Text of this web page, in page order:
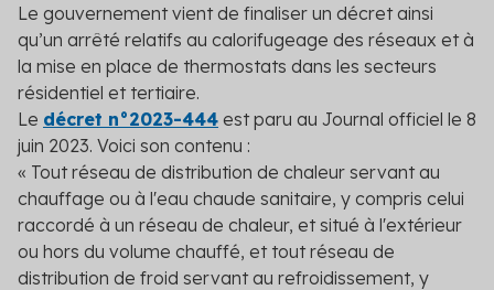
Le gouvernement vient de finaliser un décret ainsi
qu’un arrêté relatifs au calorifugeage des réseaux et à
la mise en place de thermostats dans les secteurs
résidentiel et tertiaire.
Le décret n°2023-444 est paru au Journal officiel le 8
juin 2023. Voici son contenu :
« Tout réseau de distribution de chaleur servant au
chauffage ou à l'eau chaude sanitaire, y compris celui
raccordé à un réseau de chaleur, et situé à l'extérieur
ou hors du volume chauffé, et tout réseau de
distribution de froid servant au refroidissement, y